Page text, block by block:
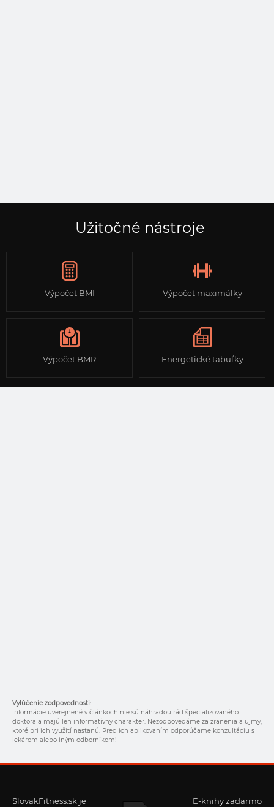
Užitočné nástroje
Výpočet BMI Výpočet maximálky
Výpočet BMR Energetické tabuľky
Vylúčenie zodpovednosti:
Informácie uverejnené v článkoch nie sú náhradou rád špecializovaného
doktora a majú len informatívny charakter. Nezodpovedáme za zranenia a ujmy,
ktoré pri ich využití nastanú. Pred ich aplikovaním odporúčame konzultáciu s
lekárom alebo iným odborníkom!
SlovakFitness.sk je E-knihy zadarmo